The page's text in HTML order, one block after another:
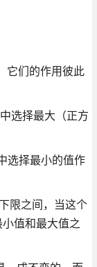
它们的作用彼此
选择最大（正方
选择最小的值作
限之间，当这个
值和最大值之